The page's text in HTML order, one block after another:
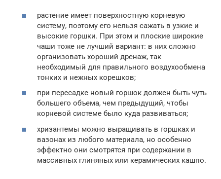
растение имеет поверхностную корневую
систему, поэтому его нельзя сажать в узкие и
высокие горшки. При этом и плоские широкие
чаши тоже не лучший вариант: в них сложно
организовать хороший дренаж, так
необходимый для правильного воздухообмена
тонких и нежных корешков;
при пересадке новый горшок должен быть чуть
большего объема, чем предыдущий, чтобы
корневой системе было куда развиваться;
хризантемы можно выращивать в горшках и
вазонах из любого материала, но особенно
эффектно они смотрятся при содержании в
массивных глиняных или керамических кашпо.